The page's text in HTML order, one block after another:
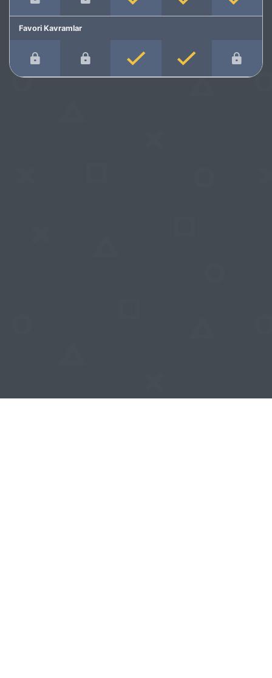
Favori Kavramlar